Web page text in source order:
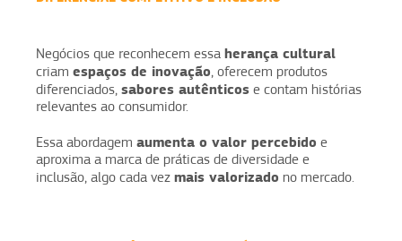
Negócios que reconhecem essa herança cultural
criam espaços de inovação, oferecem produtos
diferenciados, sabores autênticos e contam histórias
relevantes ao consumidor.
Essa abordagem aumenta o valor percebido e
aproxima a marca de práticas de diversidade e
inclusão, algo cada vez mais valorizado no mercado.